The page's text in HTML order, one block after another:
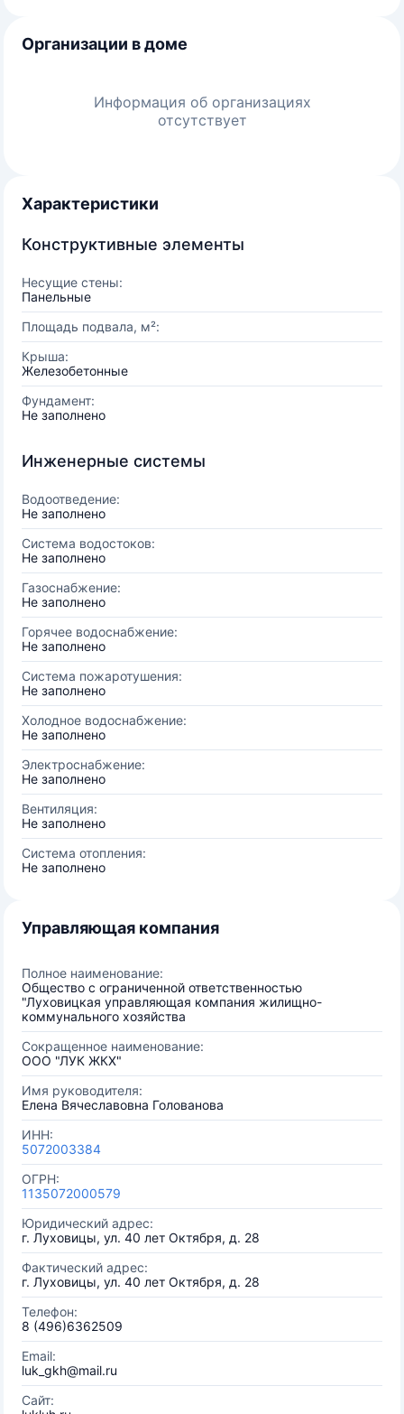
Организации в доме
Информация об организациях
отсутствует
Характеристики
Конструктивные элементы
Несущие стены:
Панельные
Площадь подвала, м²:
Крыша:
Железобетонные
Фундамент:
Не заполнено
Инженерные системы
Водоотведение:
Не заполнено
Система водостоков:
Не заполнено
Газоснабжение:
Не заполнено
Горячее водоснабжение:
Не заполнено
Система пожаротушения:
Не заполнено
Холодное водоснабжение:
Не заполнено
Электроснабжение:
Не заполнено
Вентиляция:
Не заполнено
Система отопления:
Не заполнено
Управляющая компания
Полное наименование:
Общество с ограниченной ответственностью
"Луховицкая управляющая компания жилищно-
коммунального хозяйства
Сокращенное наименование:
ООО "ЛУК ЖКХ"
Имя руководителя:
Елена Вячеславовна Голованова
ИНН:
5072003384
ОГРН:
1135072000579
Юридический адрес:
г. Луховицы, ул. 40 лет Октября, д. 28
Фактический адрес:
г. Луховицы, ул. 40 лет Октября, д. 28
Телефон:
8 (496)6362509
Email:
luk_gkh@mail.ru
Сайт: